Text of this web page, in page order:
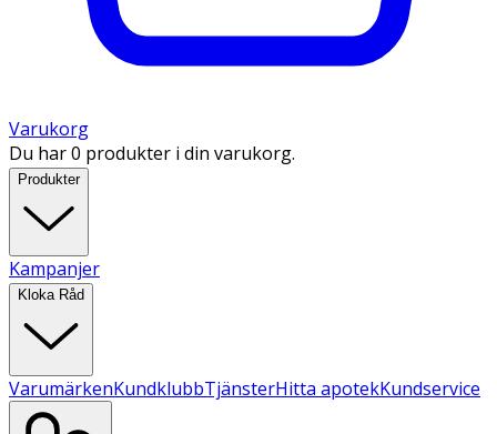
Varukorg
Du har 0 produkter i din varukorg.
Produkter
Kampanjer
Kloka Råd
VarumärkenKundklubbTjänsterHitta apotekKundservice